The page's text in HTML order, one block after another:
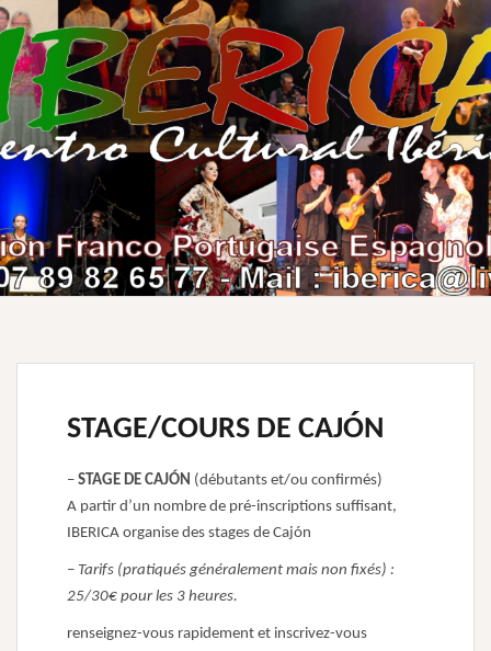
STAGE/COURS DE CAJÓN
– STAGE DE CAJÓN (débutants et/ou confirmés)
A partir d’un nombre de pré-inscriptions suffisant,
IBERICA organise des stages de Cajón
– Tarifs (pratiqués généralement mais non fixés) :
25/30€ pour les 3 heures.
renseignez-vous rapidement et inscrivez-vous